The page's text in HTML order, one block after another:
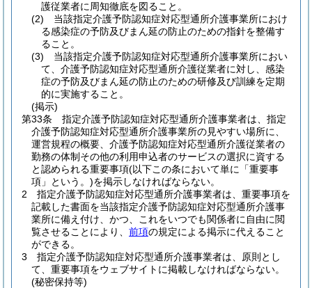
護従業者に周知徹底を図ること。
(2)
当該指定介護予防認知症対応型通所介護事業所におけ
る感染症の予防及びまん延の防止のための指針を整備す
ること。
(3)
当該指定介護予防認知症対応型通所介護事業所におい
て、介護予防認知症対応型通所介護従業者に対し、感染
症の予防及びまん延の防止のための研修及び訓練を定期
的に実施すること。
(掲示)
第33条
指定介護予防認知症対応型通所介護事業者は、指定
介護予防認知症対応型通所介護事業所の見やすい場所に、
運営規程の概要、介護予防認知症対応型通所介護従業者の
勤務の体制その他の利用申込者のサービスの選択に資する
と認められる重要事項(以下この条において単に「重要事
項」という。)を掲示しなければならない。
2
指定介護予防認知症対応型通所介護事業者は、重要事項を
記載した書面を当該指定介護予防認知症対応型通所介護事
業所に備え付け、かつ、これをいつでも関係者に自由に閲
覧させることにより、 前項の規定による掲示に代えること
ができる。
3
指定介護予防認知症対応型通所介護事業者は、原則とし
て、重要事項をウェブサイトに掲載しなければならない。
(秘密保持等)